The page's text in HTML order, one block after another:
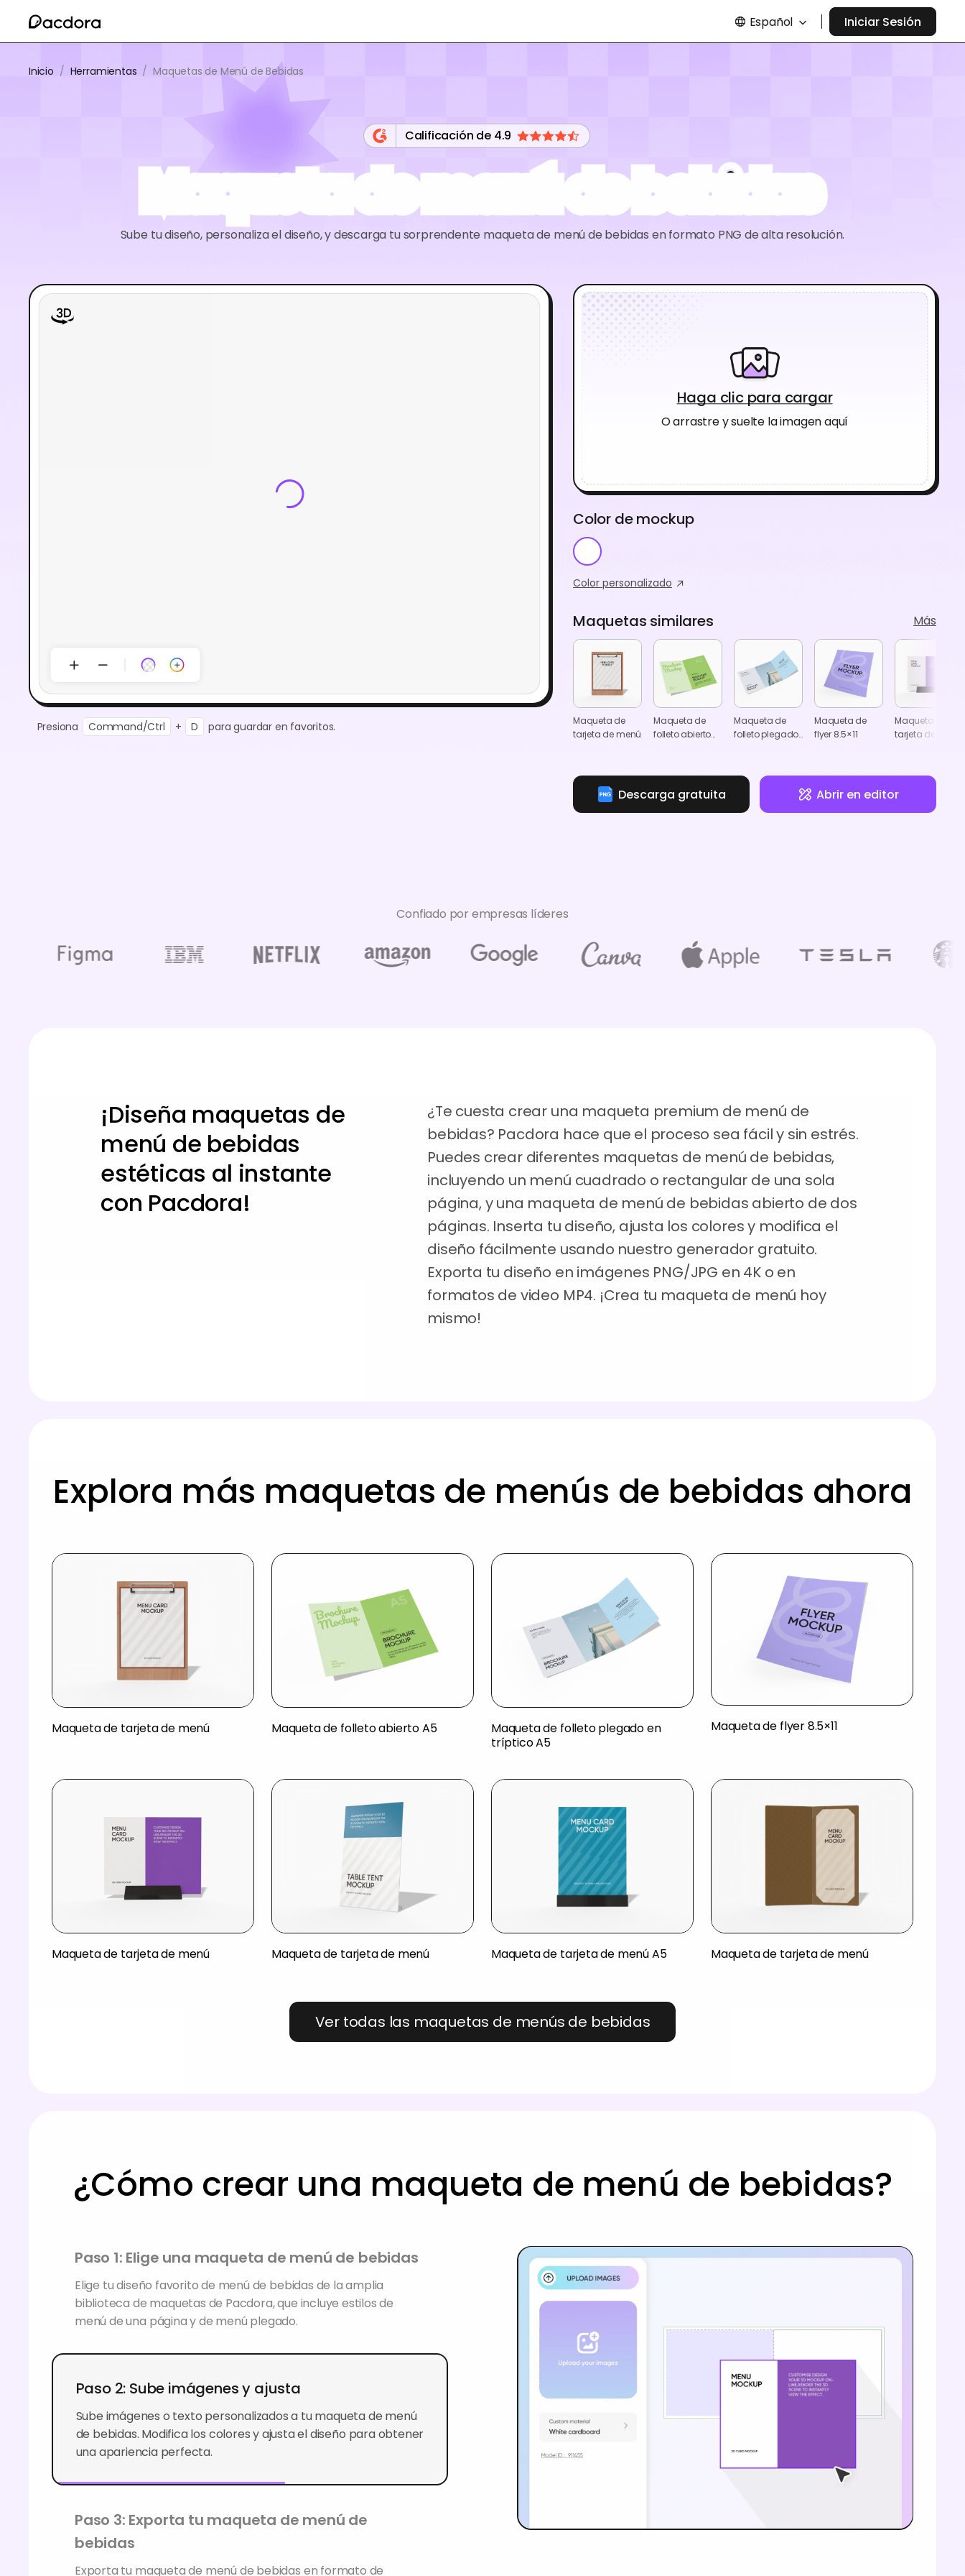
Español Iniciar Sesión
Inicio / Herramientas / Maquetas de Menú de Bebidas
Calificación de 4.9
Maqueta de menú de bebidas
Sube tu diseño, personaliza el diseño, y descarga tu sorprendente maqueta de menú de bebidas en formato PNG de alta resolución.
Presiona Command/Ctrl + D para guardar en favoritos.
Haga clic para cargar
O arrastre y suelte la imagen aquí
Color de mockup
Color personalizado
Maquetas similares Más
Maqueta de
tarjeta de menú
Maqueta de
folleto abierto
Maqueta de
folleto plegado
Maqueta de
flyer 8.5×11
Maqueta de
tarjeta de menú
Descarga gratuita Abrir en editor
Confiado por empresas líderes
¡Diseña maquetas de
menú de bebidas
estéticas al instante
con Pacdora!
¿Te cuesta crear una maqueta premium de menú de
bebidas? Pacdora hace que el proceso sea fácil y sin estrés.
Puedes crear diferentes maquetas de menú de bebidas,
incluyendo un menú cuadrado o rectangular de una sola
página, y una maqueta de menú de bebidas abierto de dos
páginas. Inserta tu diseño, ajusta los colores y modifica el
diseño fácilmente usando nuestro generador gratuito.
Exporta tu diseño en imágenes PNG/JPG en 4K o en
formatos de video MP4. ¡Crea tu maqueta de menú hoy
mismo!
Explora más maquetas de menús de bebidas ahora
Maqueta de tarjeta de menú Maqueta de folleto abierto A5
Maqueta de folleto plegado en
tríptico A5
Maqueta de flyer 8.5×11
Maqueta de tarjeta de menú Maqueta de tarjeta de menú Maqueta de tarjeta de menú A5 Maqueta de tarjeta de menú
Ver todas las maquetas de menús de bebidas
¿Cómo crear una maqueta de menú de bebidas?
Paso 1: Elige una maqueta de menú de bebidas
Elige tu diseño favorito de menú de bebidas de la amplia
biblioteca de maquetas de Pacdora, que incluye estilos de
menú de una página y de menú plegado.
Paso 2: Sube imágenes y ajusta
Sube imágenes o texto personalizados a tu maqueta de menú
de bebidas. Modifica los colores y ajusta el diseño para obtener
una apariencia perfecta.
Paso 3: Exporta tu maqueta de menú de bebidas
Exporta tu maqueta de menú de bebidas en formato de
archivos PNG, JPG o MP4 de alta resolución.